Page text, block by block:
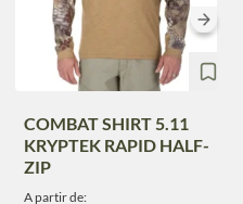
COMBAT SHIRT 5.11
KRYPTEK RAPID HALF-
ZIP
A partir de: